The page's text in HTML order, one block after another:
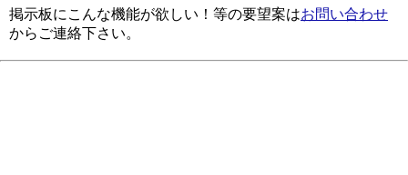
掲示板にこんな機能が欲しい！等の要望案はお問い合わせ
からご連絡下さい。